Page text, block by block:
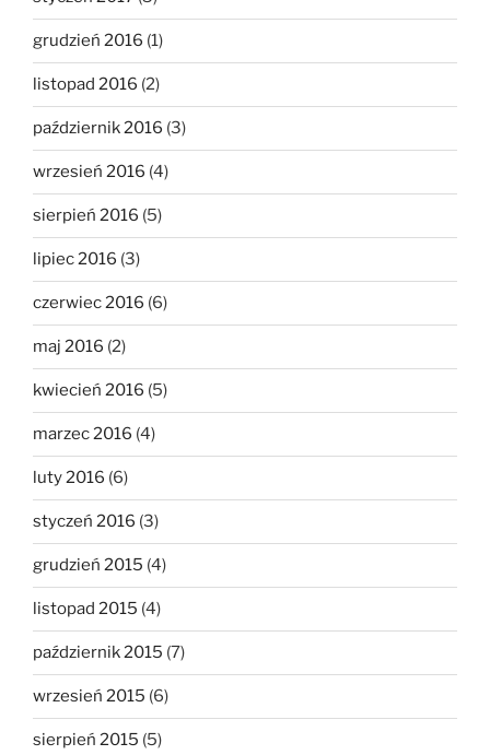
grudzień 2016 (1)
listopad 2016 (2)
październik 2016 (3)
wrzesień 2016 (4)
sierpień 2016 (5)
lipiec 2016 (3)
czerwiec 2016 (6)
maj 2016 (2)
kwiecień 2016 (5)
marzec 2016 (4)
luty 2016 (6)
styczeń 2016 (3)
grudzień 2015 (4)
listopad 2015 (4)
październik 2015 (7)
wrzesień 2015 (6)
sierpień 2015 (5)